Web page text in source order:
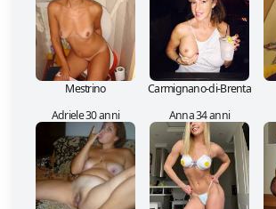
Mestrino Carmignano-di-Brenta
Adriele 30 anni
Anna 34 anni